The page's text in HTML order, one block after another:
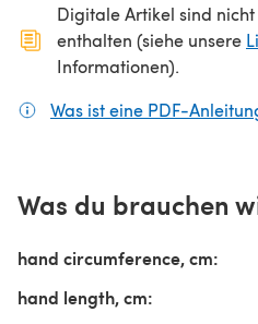
Digitale Artikel sind
enthalten (siehe unsere
Informationen).
Was ist eine PDF-
Was du brauchen
hand circumference, cm:
hand length, cm: